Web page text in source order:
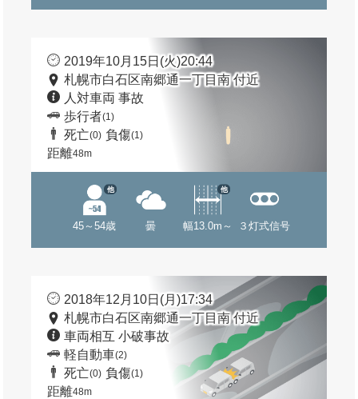
2019年10月15日(火)20:44
札幌市白石区南郷通一丁目南 付近
人対車両 事故
歩行者(1)
死亡(0) 負傷(1)
距離48m
45～54歳
他
曇 幅13.0m～
他
３灯式信号
2018年12月10日(月)17:34
札幌市白石区南郷通一丁目南 付近
車両相互 小破事故
軽自動車(2)
死亡(0) 負傷(1)
距離48m